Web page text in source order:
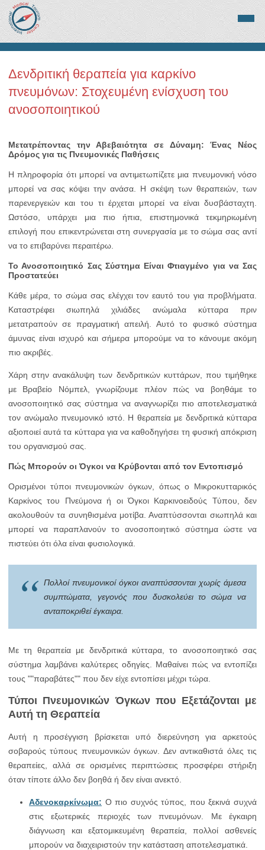
Δενδριτική θεραπεία για καρκίνο
πνευμόνων: Στοχευμένη ενίσχυση του
ανοσοποιητικού
Μετατρέποντας την Αβεβαιότητα σε Δύναμη: Ένας Νέος
Δρόμος για τις Πνευμονικές Παθήσεις
Η πληροφορία ότι μπορεί να αντιμετωπίζετε μια πνευμονική νόσο
μπορεί να σας κόψει την ανάσα. Η σκέψη των θεραπειών, των
παρενεργειών και του τι έρχεται μπορεί να είναι δυσβάσταχτη.
Ωστόσο, υπάρχει μια πιο ήπια, επιστημονικά τεκμηριωμένη
επιλογή που επικεντρώνεται στη συνεργασία με το σώμα σας αντί
να το επιβαρύνει περαιτέρω.
Το Ανοσοποιητικό Σας Σύστημα Είναι Φτιαγμένο για να Σας
Προστατεύει
Κάθε μέρα, το σώμα σας ελέγχει τον εαυτό του για προβλήματα.
Καταστρέφει σιωπηλά χιλιάδες ανώμαλα κύτταρα πριν
μετατραπούν σε πραγματική απειλή. Αυτό το φυσικό σύστημα
άμυνας είναι ισχυρό και σήμερα μπορούμε να το κάνουμε ακόμη
πιο ακριβές.
Χάρη στην ανακάλυψη των δενδριτικών κυττάρων, που τιμήθηκε
με Βραβείο Νόμπελ, γνωρίζουμε πλέον πώς να βοηθάμε το
ανοσοποιητικό σας σύστημα να αναγνωρίζει πιο αποτελεσματικά
τον ανώμαλο πνευμονικό ιστό. Η θεραπεία με δενδριτικά κύτταρα
αξιοποιεί αυτά τα κύτταρα για να καθοδηγήσει τη φυσική απόκριση
του οργανισμού σας.
Πώς Μπορούν οι Όγκοι να Κρύβονται από τον Εντοπισμό
Ορισμένοι τύποι πνευμονικών όγκων, όπως ο Μικροκυτταρικός
Καρκίνος του Πνεύμονα ή οι Όγκοι Καρκινοειδούς Τύπου, δεν
ακολουθούν τα συνηθισμένα μοτίβα. Αναπτύσσονται σιωπηλά και
μπορεί να παραπλανούν το ανοσοποιητικό σύστημα ώστε να
πιστεύει ότι όλα είναι φυσιολογικά.
Πολλοί πνευμονικοί όγκοι αναπτύσσονται χωρίς άμεσα
συμπτώματα, γεγονός που δυσκολεύει το σώμα να
ανταποκριθεί έγκαιρα.
Με τη θεραπεία με δενδριτικά κύτταρα, το ανοσοποιητικό σας
σύστημα λαμβάνει καλύτερες οδηγίες. Μαθαίνει πώς να εντοπίζει
τους ""παραβάτες"" που δεν είχε εντοπίσει μέχρι τώρα.
Τύποι Πνευμονικών Όγκων που Εξετάζονται με
Αυτή τη Θεραπεία
Αυτή η προσέγγιση βρίσκεται υπό διερεύνηση για αρκετούς
σοβαρούς τύπους πνευμονικών όγκων. Δεν αντικαθιστά όλες τις
θεραπείες, αλλά σε ορισμένες περιπτώσεις προσφέρει στήριξη
όταν τίποτε άλλο δεν βοηθά ή δεν είναι ανεκτό.
Αδενοκαρκίνωμα: Ο πιο συχνός τύπος, που ξεκινά συχνά
στις εξωτερικές περιοχές των πνευμόνων. Με έγκαιρη
διάγνωση και εξατομικευμένη θεραπεία, πολλοί ασθενείς
μπορούν να διαχειριστούν την κατάσταση αποτελεσματικά.